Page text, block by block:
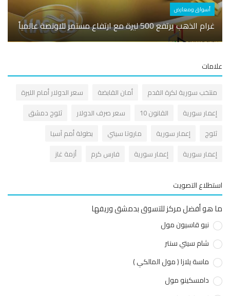
أسواق ومعارض
غرام الذهب يرتفع 500 ليرة مع ارتفاع مستمر للاونصة عالمياً
سورية لكرة القدم أمان القابضة
سعر الدولار أمام الليرة
سورية
القانون 10 سعر صرف الدولار
ثلوج دمشق
إعمار سورية ماروتا سيتي
بطولة أمم آسيا
سورية
إعمار سورية فارس كرم أزمة غاز
التصويت
أفضل مركز للتسوق بدمشق وريفها
نيو قاسيون مول
شام سيتي سنتر
ماسة يلازا ( مول المالكي )
دامسكينو مول